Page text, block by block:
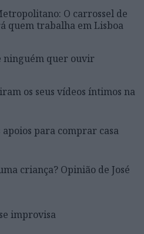
O carrossel de
quem trabalha em Lisboa
ninguém quer ouvir
os seus vídeos íntimos na
apoios para comprar casa
criança? Opinião de José
improvisa